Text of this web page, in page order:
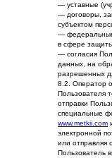
— уставные
— договоры,
субъектом
—
в сфере
— согласия
данных, на
разрешенных
8.2. Оператор
Пользователя
отправки
специальные
www.metkii.com
электронной
или отправляя
Пользователь